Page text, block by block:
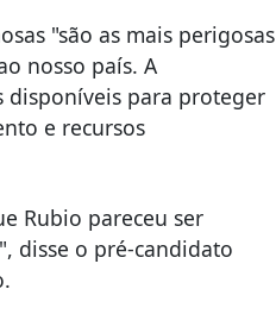
"são as mais perigosas
nosso país. A
disponíveis para proteger
e recursos
Rubio pareceu ser
disse o pré-candidato